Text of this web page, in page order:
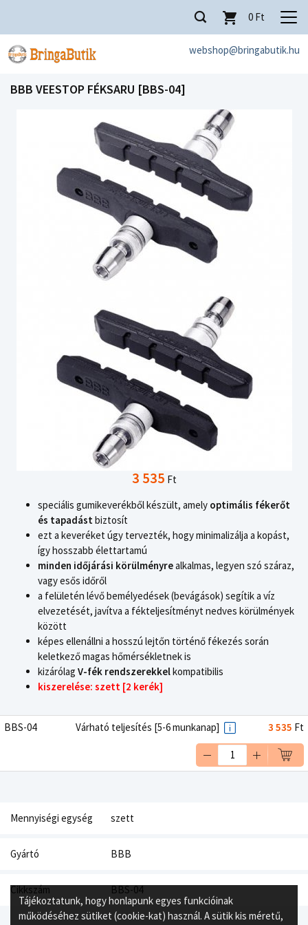
webshop@bringabutik.hu
0 Ft
BBB VEESTOP FÉKSARU [BBS-04]
3 535 Ft
speciális gumikeverékből készült, amely optimális fékerőt
és tapadástbiztosít
ezt a keveréket úgy tervezték, hogy minimalizálja a kopást,
így hosszabb élettartamú
minden időjárási körülményrealkalmas, legyen szó száraz,
vagy esős időről
a felületén lévő bemélyedések (bevágások) segítik a víz
elvezetését, javítva a fékteljesítményt nedves körülmények
között
képes ellenállni a hosszú lejtőn történő fékezés során
keletkező magas hőmérsékletnek is
kizárólag V-fék rendszerekkelkompatibilis
kiszerelése: szett [2 kerék]
BBS-04 Várható teljesítés [5-6 munkanap] 3 535 Ft
Mennyiségi egység szett
Gyártó BBB
Cikkszám
BBS-04
Tájékoztatunk, hogy honlapunk egyes funkcióinak
működéséhez sütiket (cookie-kat) használ. A sütik kis méretű,